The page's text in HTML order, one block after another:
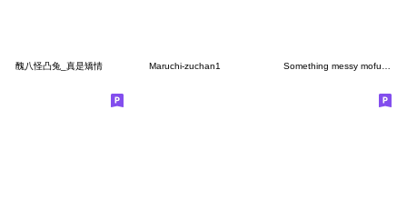
醜八怪凸兔_真是矯情 Maruchi-zuchan1